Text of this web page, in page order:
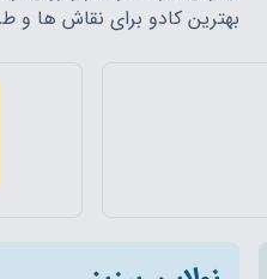
بهترین کادو برای نقاش ها و